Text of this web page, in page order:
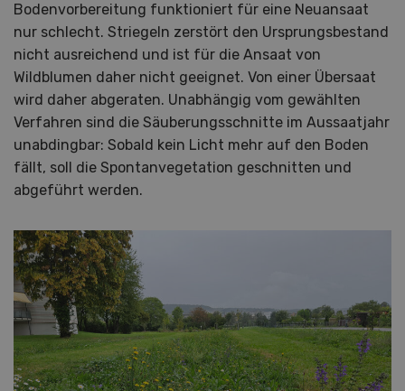
Bodenvorbereitung funktioniert für eine Neuansaat
nur schlecht. Striegeln zerstört den Ursprungsbestand
nicht ausreichend und ist für die Ansaat von
Wildblumen daher nicht geeignet. Von einer Übersaat
wird daher abgeraten. Unabhängig vom gewählten
Verfahren sind die Säuberungsschnitte im Aussaatjahr
unabdingbar: Sobald kein Licht mehr auf den Boden
fällt, soll die Spontanvegetation geschnitten und
abgeführt werden.